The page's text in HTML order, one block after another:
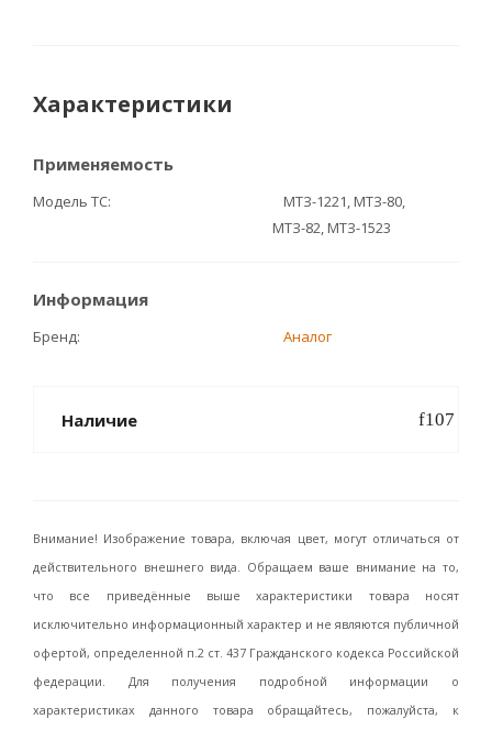
Характеристики
Применяемость
Модель ТС
МТЗ-1221, МТЗ-80,
МТЗ-82, МТЗ-1523
Информация
Бренд Аналог
Наличие
Внимание! Изображение товара, включая цвет, могут отличаться от
действительного внешнего вида. Обращаем ваше внимание на то,
что все приведённые выше характеристики товара носят
исключительно информационный характер и не являются публичной
офертой, определенной п.2 ст. 437 Гражданского кодекса Российской
федерации. Для получения подробной информации о
характеристиках данного товара обращайтесь, пожалуйста, к